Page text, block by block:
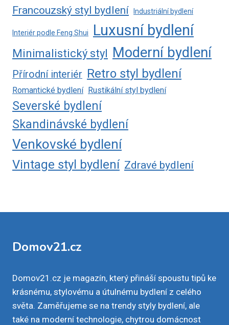
Francouzský styl bydlení
Industriální bydlení
Interiér podle Feng Shui Luxusní bydlení
Minimalistický styl Moderní bydlení
Přírodní interiér Retro styl bydlení
Romantické bydlení Rustikální styl bydlení
Severské bydlení
Skandinávské bydlení
Venkovské bydlení
Vintage styl bydlení Zdravé bydlení
Domov21.cz
Domov21.cz je magazín, který přináší spoustu tipů ke
krásnému, stylovému a útulnému bydlení z celého
světa. Zaměřujeme se na trendy styly bydlení, ale
také na moderní technologie, chytrou domácnost